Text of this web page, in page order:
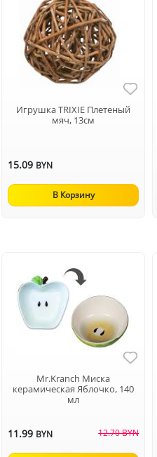
Игрушка TRIXIE Плетеный
мяч, 13см
15.09 BYN
В Корзину
Mr.Kranch Миска
керамическая Яблочко, 140
мл
11.99 BYN 12.70 BYN